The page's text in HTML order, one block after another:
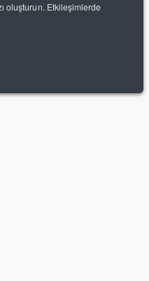
oluşturun. Etkileşimlerde